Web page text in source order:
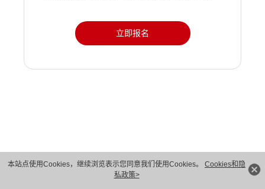
本站点使用Cookies，继续浏览表示您同意我们使用Cookies。 Cookies和隐
私政策>
立即报名
版权所有 © 华为技术有限公司 1998-2026。 保留一切权利。粤A2-20044005号
隐私保护
法律声明